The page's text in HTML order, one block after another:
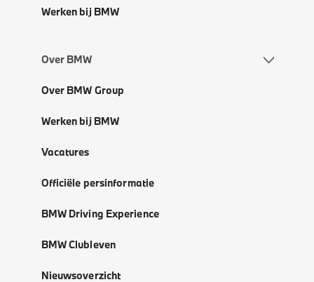
Werken bij BMW
Over BMW
Over BMW Group
Werken bij BMW
Vacatures
Officiële persinformatie
BMW Driving Experience
BMW Clubleven
Nieuwsoverzicht